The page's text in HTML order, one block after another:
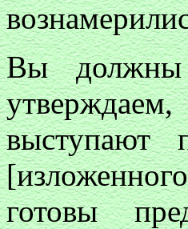
Вы должны
выступают
готовы